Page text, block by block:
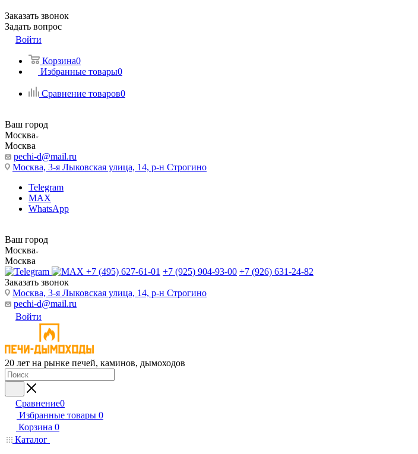
Заказать звонок
Задать вопрос
Войти
Корзина0
Избранные товары0
Сравнение товаров0
Ваш город
Москва
Москва
pechi-d@mail.ru
Москва, 3-я Лыковская улица, 14, р-н Строгино
Telegram
MAX
WhatsApp
Ваш город
Москва
Москва
+7 (495) 627-61-01 +7 (925) 904-93-00 +7 (926) 631-24-82
Заказать звонок
Москва, 3-я Лыковская улица, 14, р-н Строгино
pechi-d@mail.ru
Войти
20 лет на рынке печей, каминов, дымоходов
Сравнение0
Избранные товары 0
Корзина 0
Каталог